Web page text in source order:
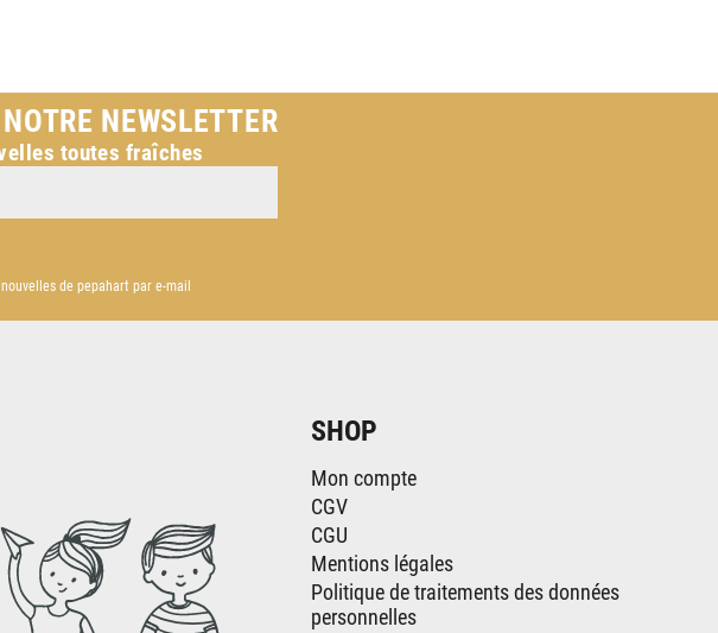
NEWSLETTER
toutes fraîches
de pepahart par e-mail
SHOP
Mon compte
CGV
CGU
Mentions légales
Politique de traitements des données
personnelles